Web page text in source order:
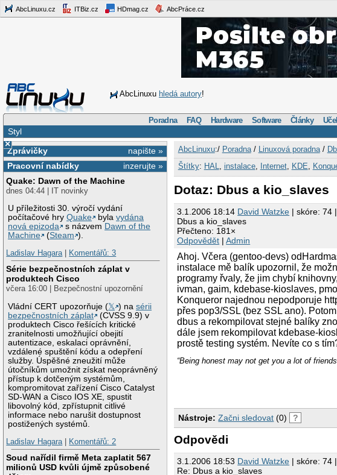
AbcLinuxu.cz ITBiz.cz HDmag.cz AbcPráce.cz
AbcLinuxu hledá autory!
Poradna FAQ Hardware Software Články
Styl
×
napište »
Zprávičky
inzerujte »
Pracovní nabídky
Quake: Dawn of the Machine
dnes 04:44 | IT novinky
U příležitosti 30. výročí vydání
počítačové hryQuake bylavydána
nová epizoda
s názvem Dawn of the
Machine
(Steam ).
Ladislav Hagara| Komentářů: 3
Série bezpečnostních záplat v
produktech Cisco
včera 16:00 | Bezpečnostní upozornění
Vládní CERT upozorňuje (𝕏 ) nasérii
bezpečnostních záplat
(CVSS 9.9) v
produktech Cisco řešících kritické
zranitelnosti umožňující obejití
autentizace, eskalaci oprávnění,
vzdálené spuštění kódu a odepření
služby. Úspěšné zneužití může
útočníkům umožnit získat neoprávněný
přístup k dotčeným systémům,
kompromitovat zařízení Cisco Catalyst
SD-WAN a Cisco IOS XE, spustit
libovolný kód, zpřístupnit citlivé
informace nebo narušit dostupnost
postižených systémů.
Ladislav Hagara| Komentářů: 2
Soud nařídil firmě Meta zaplatit 567
milionů USD kvůli újmě způsobené
AbcLinuxu:/ Poradna/ Linuxová poradna/
Štítky: HAL instalace, Internet, KDE
Dotaz: Dbus a kio_slaves
3.1.2006 18:14 David Watzke | skóre: 74
Dbus a kio_slaves
Přečteno: 181×
Odpovědět |Admin
Ahoj. Včera (gentoo-devs)
instalace mě balík upozornil, že
programy řvaly, že jim chybí
ivman, gaim, kdebase-kioslaves,
Konqueror najednou nepodporuje
přes pop3/SSL (bez SSL ano).
dbus a rekompilovat stejné balíky
dále jsem rekompilovat kdebase-
prostě testing systém. Nevíte co s
“Being honest may not get you a lot of
Nástroje: Začni sledovat (0) ?
Odpovědi
3.1.2006 18:53 David Watzke | skóre: 74
Re: Dbus a kio_slaves